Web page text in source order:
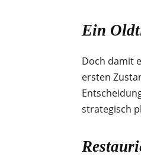
Ein
Doch damit
ersten
strategisch